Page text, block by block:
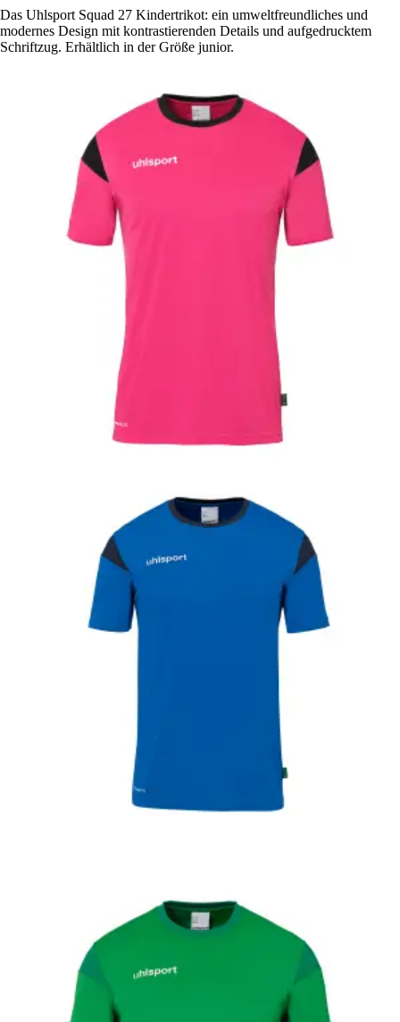
Das Uhlsport Squad 27 Kindertrikot: ein umweltfreundliches und
modernes Design mit kontrastierenden Details und aufgedrucktem
Schriftzug. Erhältlich in der Größe junior.